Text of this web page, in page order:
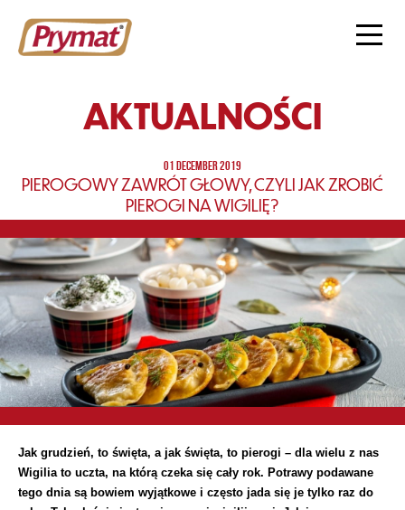
AKTUALNOŚCI
01 DECEMBER 2019
PIEROGOWY ZAWRÓT GŁOWY, CZYLI JAK ZROBIĆ
PIEROGI NA WIGILIĘ?
Jak grudzień, to święta, a jak święta, to pierogi – dla wielu z nas
Wigilia to uczta, na którą czeka się cały rok. Potrawy podawane
tego dnia są bowiem wyjątkowe i często jada się je tylko raz do